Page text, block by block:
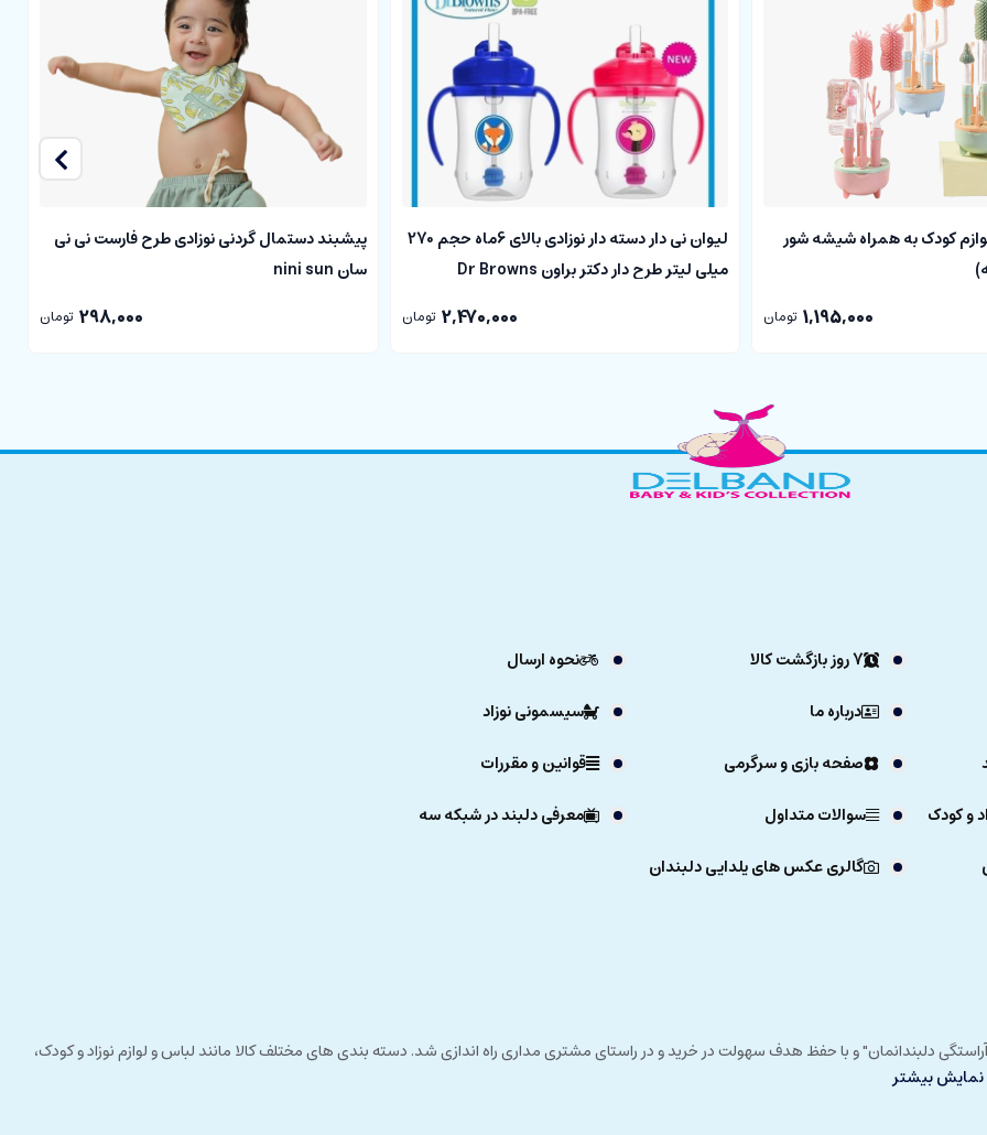
لوازم کودک به همراه شیشه شور
1,195,000 تومان
لیوان نی دار دسته دار نوزادی بالای 6ماه حجم 270
میلی لیتر طرح دار دکتر براون Dr Browns
2,470,000 تومان
پیشبند دستمال گردنی نوزادی طرح فارست نی نی
سان nini sun
298,000 تومان
7 روز بازگشت کالا
نحوه ارسال
درباره ما
سیسمونی نوزاد
صفحه بازی و سرگرمی
قوانین و مقررات
و کودک
سوالات متداول
معرفی دلبند در شبکه سه
گالری عکس های یلدایی دلبندان
خداوند در زمستان 1392 و با شعار "آرزوی دلبند آراستگی دلبندانمان" و با حفظ هدف سهولت در خرید و در راستای مشتری مداری راه اندازی شد. دسته بندی های مختلف کالا مانند لباس و لوازم نوزاد و کودک،
نمایش بیشتر